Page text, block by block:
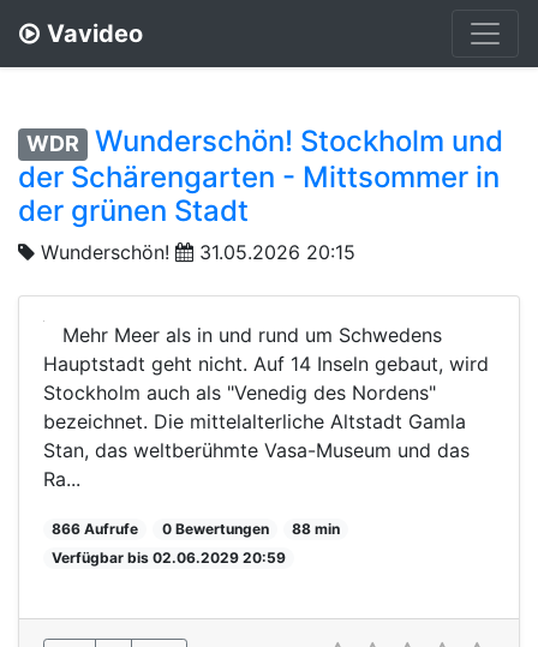
Vavideo
WDR
Wunderschön! Stockholm und
der Schärengarten - Mittsommer in
der grünen Stadt
Wunderschön! 31.05.2026 20:15
Mehr Meer als in und rund um Schwedens
Hauptstadt geht nicht. Auf 14 Inseln gebaut, wird
Stockholm auch als "Venedig des Nordens"
bezeichnet. Die mittelalterliche Altstadt Gamla
Stan, das weltberühmte Vasa-Museum und das
Ra...
866 Aufrufe 0 Bewertungen
88 min
Verfügbar bis 02.06.2029 20:59